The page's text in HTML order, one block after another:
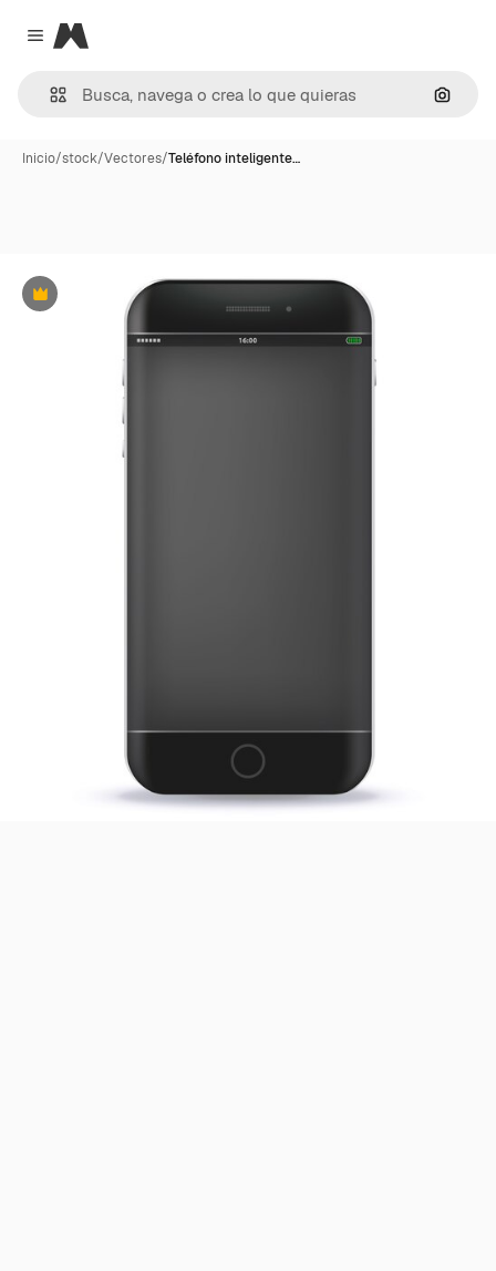
Close menu
Magnific
Inicio/stock/Vectores/Teléfono inteligente…
Premium